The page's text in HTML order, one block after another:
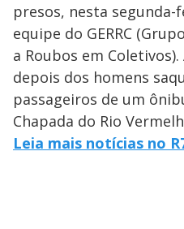
presos, nesta segunda-
equipe do GERRC
a Roubos em
depois dos homens
passageiros de um
Chapada do Rio
Leia mais notícias no